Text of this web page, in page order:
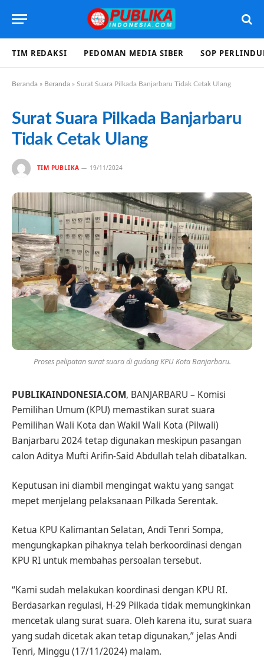
TIM REDAKSI PEDOMAN MEDIA SIBER SOP
Beranda » Beranda » Surat Suara Pilkada Banjarbaru Tidak Cetak Ulang
Surat Suara Pilkada Banjarbaru
Tidak Cetak Ulang
TIM PUBLIKA 19/11/2024
Proses pelipatan surat suara di gudang KPU Kota Banjarbaru.
PUBLIKAINDONESIA.COM, BANJARBARU – Komisi
Pemilihan Umum (KPU) memastikan surat suara
Pemilihan Wali Kota dan Wakil Wali Kota (Pilwali)
Banjarbaru 2024 tetap digunakan meskipun pasangan
calon Aditya Mufti Arifin-Said Abdullah telah dibatalkan.
Keputusan ini diambil mengingat waktu yang sangat
mepet menjelang pelaksanaan Pilkada Serentak.
Ketua KPU Kalimantan Selatan, Andi Tenri Sompa,
mengungkapkan pihaknya telah berkoordinasi dengan
KPU RI untuk membahas persoalan tersebut.
“Kami sudah melakukan koordinasi dengan KPU RI.
Berdasarkan regulasi, H-29 Pilkada tidak memungkinkan
mencetak ulang surat suara. Oleh karena itu, surat suara
yang sudah dicetak akan tetap digunakan,” jelas Andi
Tenri, Minggu (17/11/2024) malam.